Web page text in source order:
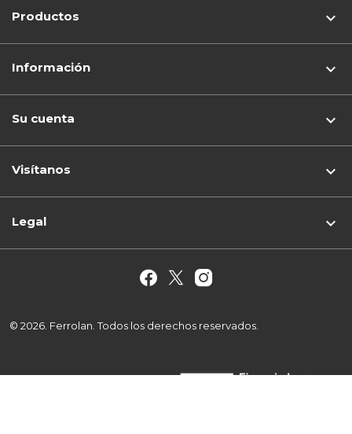
Productos 
Información 
Su cuenta 
Visítanos keyboard_arrow_down
© 2026. Ferrolan. Todos los derechos reservados.
Legal 